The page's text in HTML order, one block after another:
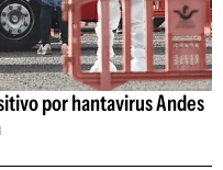
por hantavirus Andes